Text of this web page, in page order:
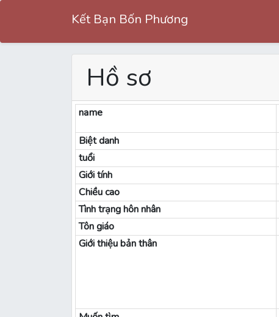
Kết Bạn Bốn Phương
Hồ sơ
name
Biệt danh
tuổi
Giới tính
Chiều cao
Tình trạng hôn nhân
Tôn giáo
Giới thiệu bản thân